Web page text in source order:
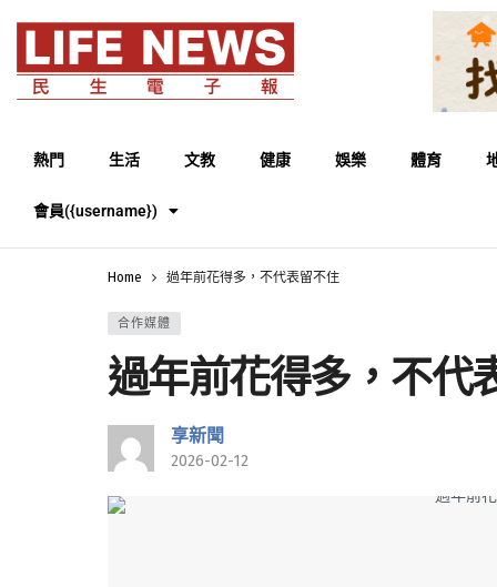
熱門 生活 文教 健康 娛樂 體育
會員({username})
Home 過年前花得多，不代表留不住
合作媒體
過年前花得多，不代
享新聞
2026-02-12